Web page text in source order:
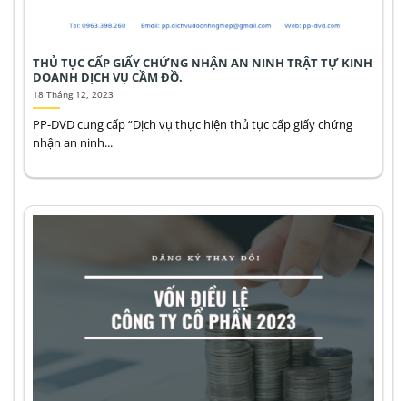
THỦ TỤC CẤP GIẤY CHỨNG NHẬN AN NINH TRẬT TỰ KINH
DOANH DỊCH VỤ CẦM ĐỒ.
18 Tháng 12, 2023
PP-DVD cung cấp “Dịch vụ thực hiện thủ tục cấp giấy chứng
nhận an ninh...